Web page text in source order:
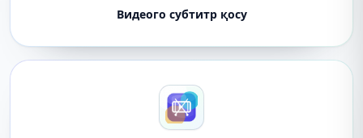
Видеого субтитр қосу